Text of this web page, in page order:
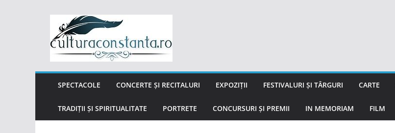
conținut
SPECTACOLE CONCERTE ȘI RECITALURI EXPOZIȚII FESTIVALURI ȘI TÂRGURI CARTE
TRADIȚII ȘI SPIRITUALITATE PORTRETE CONCURSURI ȘI PREMII IN MEMORIAM FILM